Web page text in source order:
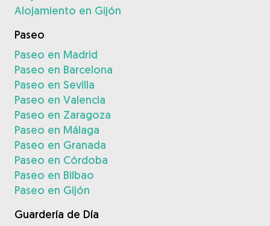
Alojamiento en Gijón
Paseo
Paseo en Madrid
Paseo en Barcelona
Paseo en Sevilla
Paseo en Valencia
Paseo en Zaragoza
Paseo en Málaga
Paseo en Granada
Paseo en Córdoba
Paseo en Bilbao
Paseo en Gijón
Guardería de Día